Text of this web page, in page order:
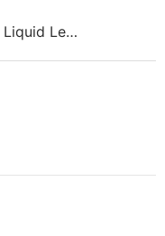
Liquid Le…